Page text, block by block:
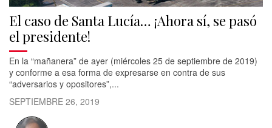
El caso de Santa Lucía… ¡Ahora sí, se pasó
el presidente!
En la “mañanera” de ayer (miércoles 25 de septiembre de 2019)
y conforme a esa forma de expresarse en contra de sus
“adversarios y opositores”,...
SEPTIEMBRE 26, 2019